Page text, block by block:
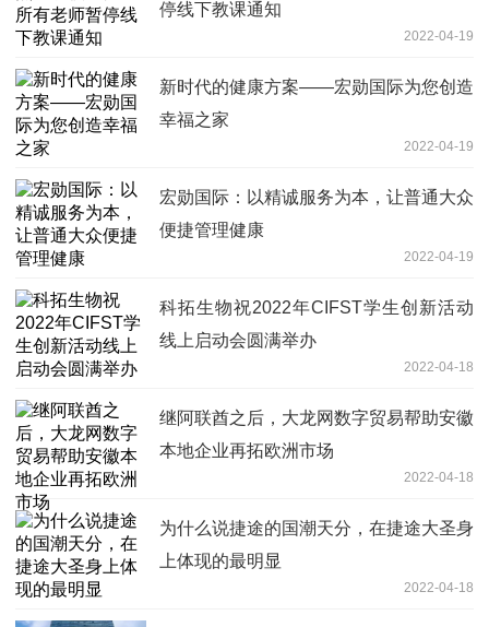
停线下教课通知
2022-04-19
新时代的健康方案——宏勋国际为您创造
幸福之家
2022-04-19
宏勋国际：以精诚服务为本，让普通大众
便捷管理健康
2022-04-19
科拓生物祝2022年CIFST学生创新活动
线上启动会圆满举办
2022-04-18
继阿联酋之后，大龙网数字贸易帮助安徽
本地企业再拓欧洲市场
2022-04-18
为什么说捷途的国潮天分，在捷途大圣身
上体现的最明显
2022-04-18